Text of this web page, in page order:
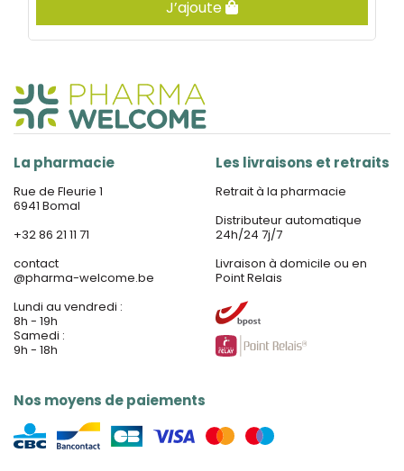
J’ajoute
La pharmacie
Rue de Fleurie 1
6941 Bomal
+32 86 21 11 71
contact
@pharma-welcome.be
Lundi au vendredi :
8h - 19h
Samedi :
9h - 18h
Nos moyens de paiements
Les livraisons et retraits
Retrait à la pharmacie
Distributeur automatique
24h/24 7j/7
Livraison à domicile ou en
Point Relais